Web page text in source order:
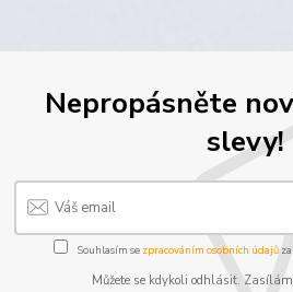
Nepropásněte
slevy!
Souhlasím se zpracováním osobních údajůza
Můžete se kdykoli odhlásit.